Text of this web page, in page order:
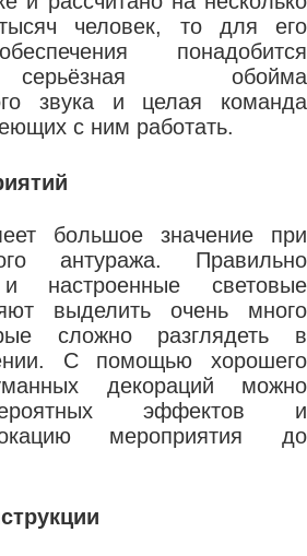
человек, то для его
понадобится
обойма
звука и целая команда
с ним работать.
большое значение при
антуража. Правильно
и настроенные световые
выделить очень много
сложно разглядеть в
С помощью хорошего
декораций можно
эффектов и
мероприятия до